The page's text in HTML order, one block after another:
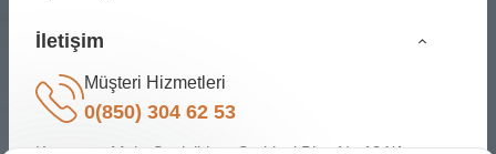
İletişim
Müşteri Hizmetleri
0(850) 304 62 53